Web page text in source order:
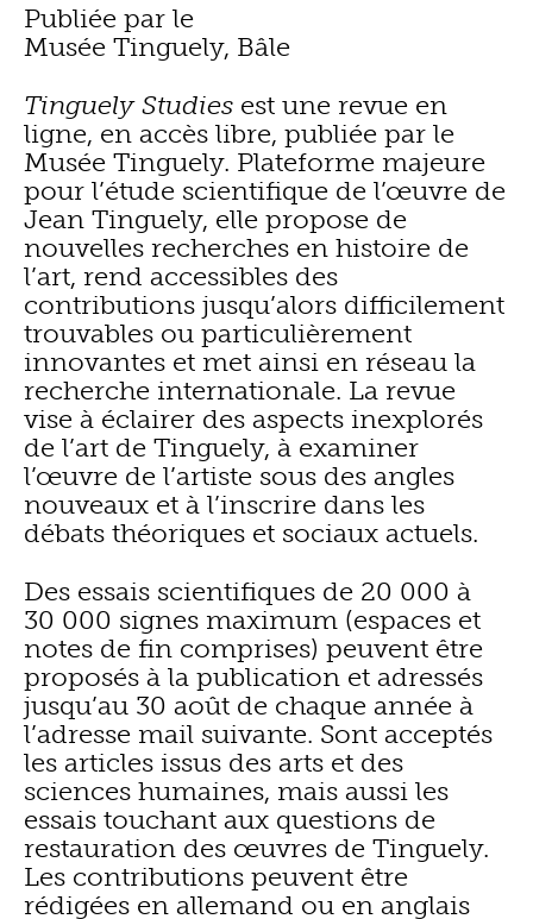
Publiée par le
Musée Tinguely, Bâle
Tinguely Studies est une revue en
ligne, en accès libre, publiée par le
Musée Tinguely. Plateforme majeure
pour l’étude scientifique de l’œuvre de
Jean Tinguely, elle propose de
nouvelles recherches en histoire de
l’art, rend accessibles des
contributions jusqu’alors difficilement
trouvables ou particulièrement
innovantes et met ainsi en réseau la
recherche internationale. La revue
vise à éclairer des aspects inexplorés
de l’art de Tinguely, à examiner
l’œuvre de l’artiste sous des angles
nouveaux et à l’inscrire dans les
débats théoriques et sociaux actuels.
Des essais scientifiques de 20 000 à
30 000 signes maximum (espaces et
notes de fin comprises) peuvent être
proposés à la publication et adressés
jusqu’au 30 août de chaque année à
l’adresse mail suivante. Sont acceptés
les articles issus des arts et des
sciences humaines, mais aussi les
essais touchant aux questions de
restauration des œuvres de Tinguely.
Les contributions peuvent être
rédigées en allemand ou en anglais